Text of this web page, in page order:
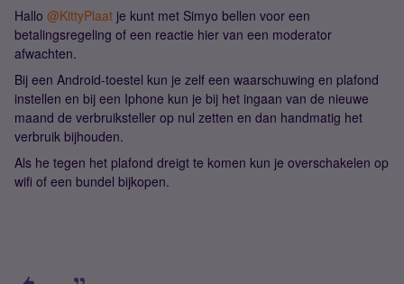
Hallo @KittyPlaat je kunt met Simyo bellen voor een
betalingsregeling of een reactie hier van een moderator
afwachten.
Bij een Android-toestel kun je zelf een waarschuwing en plafond
instellen en bij een Iphone kun je bij het ingaan van de nieuwe
maand de verbruiksteller op nul zetten en dan handmatig het
verbruik bijhouden.
Als he tegen het plafond dreigt te komen kun je overschakelen op
wifi of een bundel bijkopen.